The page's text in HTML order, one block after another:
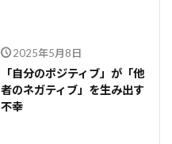
2025年5月8日
「自分のポジティブ」が「他
者のネガティブ」を生み出す
不幸